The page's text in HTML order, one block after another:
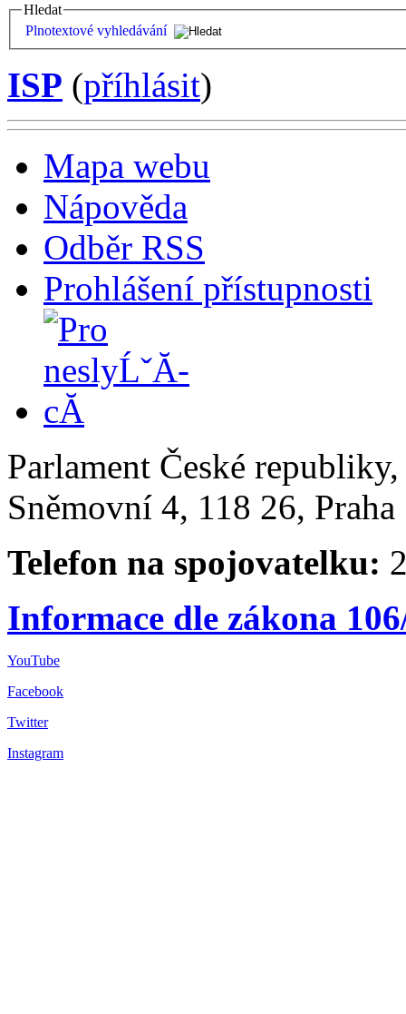
Hledat
Plnotextové vyhledávání
ISP (příhlásit)
Mapa webu
Nápověda
Odběr RSS
Prohlášení přístupnosti
Parlament České
Sněmovní 4, 118 26,
Telefon na spojovatelku:
Informace dle zákona
YouTube
Facebook
Twitter
Instagram